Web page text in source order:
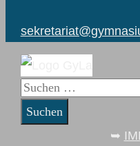
Suchen
nach:
➥